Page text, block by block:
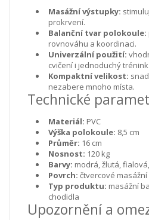
Masážní výstupky:
prokrvení.
Balanční tvar polokoule:
rovnováhu a koordinaci.
Univerzální použití:
cvičení i jednoduchý
Kompaktní velikost:
nezabere mnoho místa.
Technické
Materiál: PVC
Výška polokoule: 8,5 cm
Průměr: 16 cm
Nosnost: 120 kg
Barvy: modrá, žlutá,
Povrch: čtvercové
Typ produktu: masážní
chodidla
Upozornění a